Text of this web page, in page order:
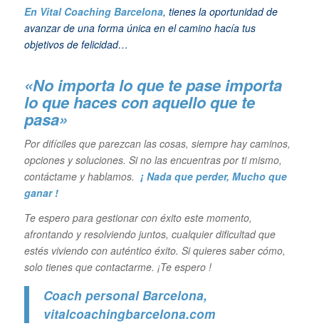
En Vital Coaching Barcelona, tienes la oportunidad de
avanzar de una forma única en el camino hacía tus
objetivos de felicidad…
«No importa lo que te pase importa
lo que haces con aquello que te
pasa»
Por difíciles que parezcan las cosas, siempre hay caminos,
opciones y soluciones. Si no las encuentras por ti mismo,
contáctame y hablamos. ¡ Nada que perder, Mucho que
ganar !
Te espero para gestionar con éxito este momento,
afrontando y resolviendo juntos, cualquier dificultad que
estés viviendo con auténtico éxito. Si quieres saber cómo,
solo tienes que contactarme. ¡Te espero !
Coach personal Barcelona,
vitalcoachingbarcelona.com